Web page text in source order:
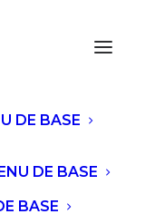
DE BASE
DE BASE
BASE
DANS LES
À